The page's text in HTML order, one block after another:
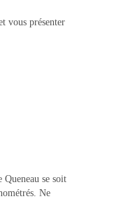
vous présenter
Queneau se soit
Ne